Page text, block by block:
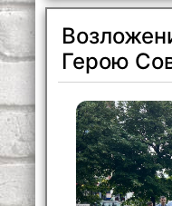
Герою